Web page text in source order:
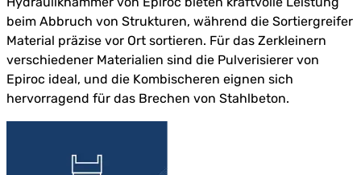
beim Abbruch von Strukturen, während die Sortiergreifer
Material präzise vor Ort sortieren. Für das Zerkleinern
verschiedener Materialien sind die Pulverisierer von
Epiroc ideal, und die Kombischeren eignen sich
hervorragend für das Brechen von Stahlbeton.